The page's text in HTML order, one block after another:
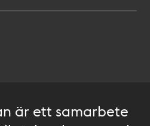
är ett samarbete